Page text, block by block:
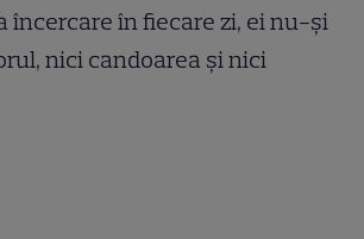
încercare în fiecare zi, ei nu-și
nici candoarea și nici